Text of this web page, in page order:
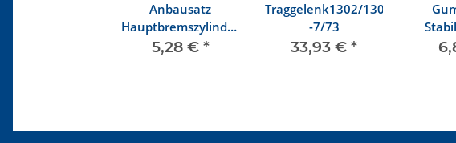
Anbausatz
Hauptbremszylinder
1302, 1303
5,28 € *
Traggelenk1302/1303
-7/73
33,93 € *